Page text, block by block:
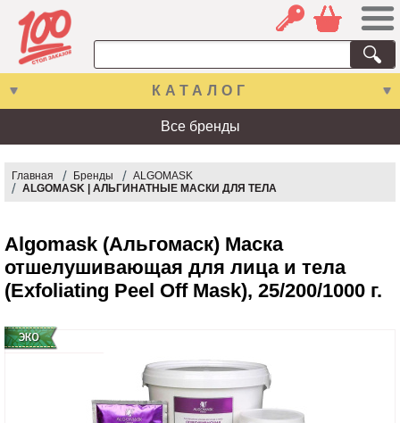
КАТАЛОГ
Все бренды
Главная Бренды
ALGOMASK
ALGOMASK | АЛЬГИНАТНЫЕ МАСКИ ДЛЯ ТЕЛА
Algomask (Альгомаск) Маска
отшелушивающая для лица и тела
(Exfoliating Peel Off Mask), 25/200/1000 г.